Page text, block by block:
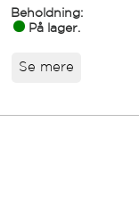
Beholdning:
På lager.
Se mere